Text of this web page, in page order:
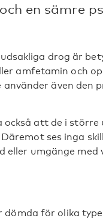
en sämre
drog är
amfetamin och
även den
att de i större
ses inga
eller umgänge med
dömda för olika